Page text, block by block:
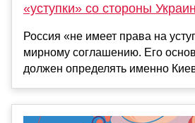
«уступки» со стороны
Россия «не имеет права на
мирному соглашению. Его
должен определять именно